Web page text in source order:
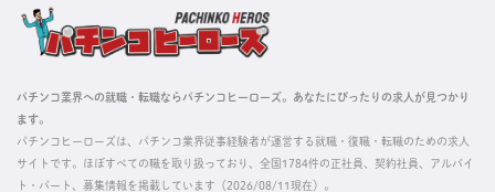
パチンコ業界への就職・転職ならパチンコヒーローズ。あなたにぴったりの求人が見つかり
ます。
パチンコヒーローズは、パチンコ業界従事経験者が運営する就職・復職・転職のための求人
サイトです。ほぼすべての職を取り扱っており、全国1784件の正社員、契約社員、アルバイ
ト・パート、募集情報を掲載しています（2026/08/11現在）。